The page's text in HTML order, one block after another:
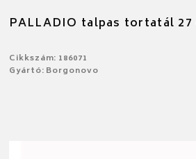
PALLADIO talpas tortatál 27
Cikkszám: 186071
Gyártó: Borgonovo